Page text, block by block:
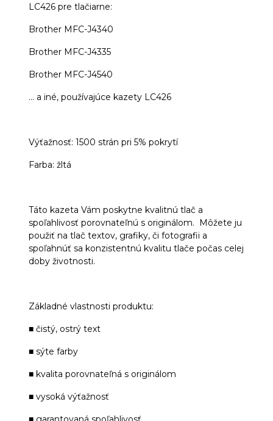
LC426 pre tlačiarne:
Brother MFC-J4340
Brother MFC-J4335
Brother MFC-J4540
... a iné, používajúce kazety LC426
Výťažnosť: 1500 strán pri 5% pokrytí
Farba: žltá
Táto kazeta Vám poskytne kvalitnú tlač a
spoľahlivosť porovnateľnú s originálom. Môžete ju
použiť na tlač textov, grafiky, či fotografii a
spoľahnúť sa konzistentnú kvalitu tlače počas celej
doby životnosti.
Základné vlastnosti produktu:
■ čistý, ostrý text
■ sýte farby
■ kvalita porovnateľná s originálom
■ vysoká výťažnosť